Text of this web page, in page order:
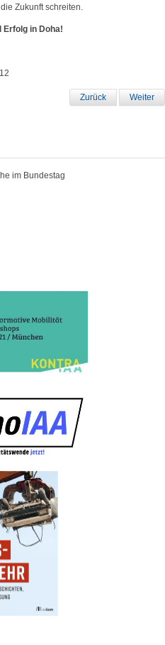
Zukunft schreiten.
Erfolg in Doha!
Zurück Weiter
im Bundestag